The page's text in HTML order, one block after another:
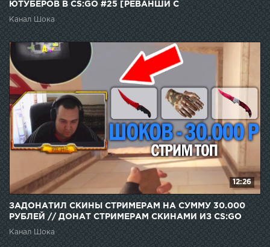
ЮТУБЕРОВ В CS:GO #25 [РЕВАНШИ С
ПОБЕДИТЕЛЯМИ]
Канал Шока
12:26
ЗАДОНАТИЛ СКИНЫ СТРИМЕРАМ НА СУММУ 30.000
РУБЛЕЙ // ДОНАТ СТРИМЕРАМ СКИНАМИ ИЗ CS:GO
Канал Шока